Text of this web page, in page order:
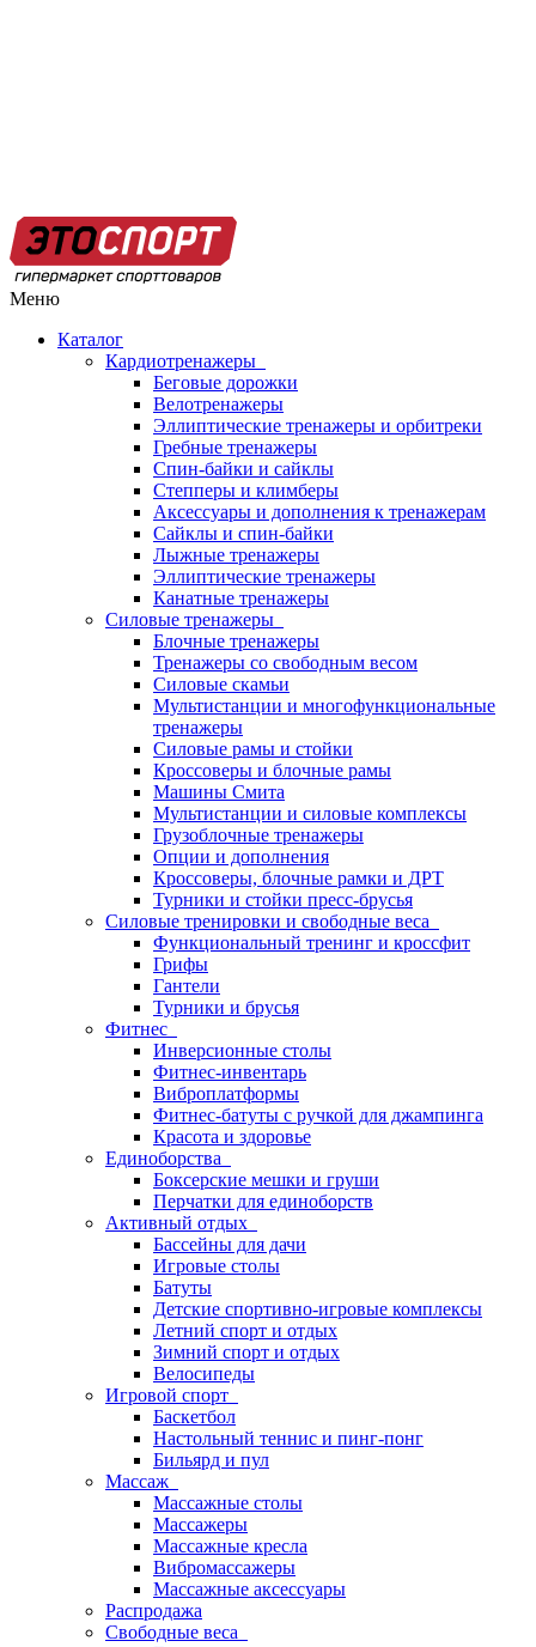
Меню
Каталог
Кардиотренажеры
Беговые дорожки
Велотренажеры
Эллиптические тренажеры и орбитреки
Гребные тренажеры
Спин-байки и сайклы
Степперы и климберы
Аксессуары и дополнения к тренажерам
Сайклы и спин-байки
Лыжные тренажеры
Эллиптические тренажеры
Канатные тренажеры
Силовые тренажеры
Блочные тренажеры
Тренажеры со свободным весом
Силовые скамьи
Мультистанции и многофункциональные
тренажеры
Силовые рамы и стойки
Кроссоверы и блочные рамы
Машины Смита
Мультистанции и силовые комплексы
Грузоблочные тренажеры
Опции и дополнения
Кроссоверы, блочные рамки и ДРТ
Турники и стойки пресс-брусья
Силовые тренировки и свободные веса
Функциональный тренинг и кроссфит
Грифы
Гантели
Турники и брусья
Фитнес
Инверсионные столы
Фитнес-инвентарь
Виброплатформы
Фитнес-батуты с ручкой для джампинга
Красота и здоровье
Единоборства
Боксерские мешки и груши
Перчатки для единоборств
Активный отдых
Бассейны для дачи
Игровые столы
Батуты
Детские спортивно-игровые комплексы
Летний спорт и отдых
Зимний спорт и отдых
Велосипеды
Игровой спорт
Баскетбол
Настольный теннис и пинг-понг
Бильярд и пул
Массаж
Массажные столы
Массажеры
Массажные кресла
Вибромассажеры
Массажные аксессуары
Распродажа
Свободные веса